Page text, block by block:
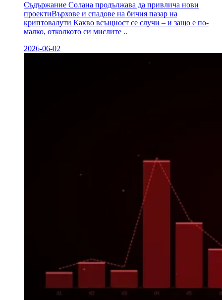
Съдържание Солана продължава да привлича нови
проектиВърхове и спадове на бичия пазар на
криптовалути Какво всъщност се случи – и защо е по-
малко, отколкото си мислите ..
2026-06-02